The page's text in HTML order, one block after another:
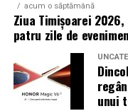
acum o săptămână
Ziua Timișoarei
patru zile de
unui